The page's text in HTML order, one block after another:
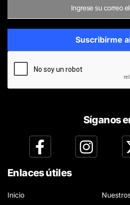
Síganos
Enlaces útiles
Inicio